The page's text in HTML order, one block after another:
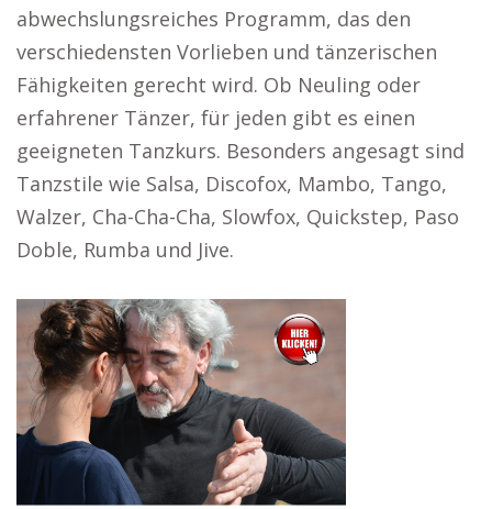
abwechslungsreiches Programm, das den
verschiedensten Vorlieben und tänzerischen
Fähigkeiten gerecht wird. Ob Neuling oder
erfahrener Tänzer, für jeden gibt es einen
geeigneten Tanzkurs. Besonders angesagt sind
Tanzstile wie Salsa, Discofox, Mambo, Tango,
Walzer, Cha-Cha-Cha, Slowfox, Quickstep, Paso
Doble, Rumba und Jive.